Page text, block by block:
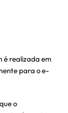
é realizada em
para o e-
o